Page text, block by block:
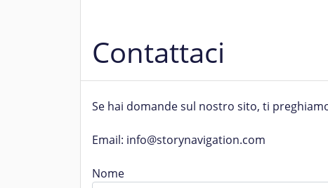
Contattaci
Se hai domande sul nostro sito, ti
Email: info@storynavigation.com
Nome